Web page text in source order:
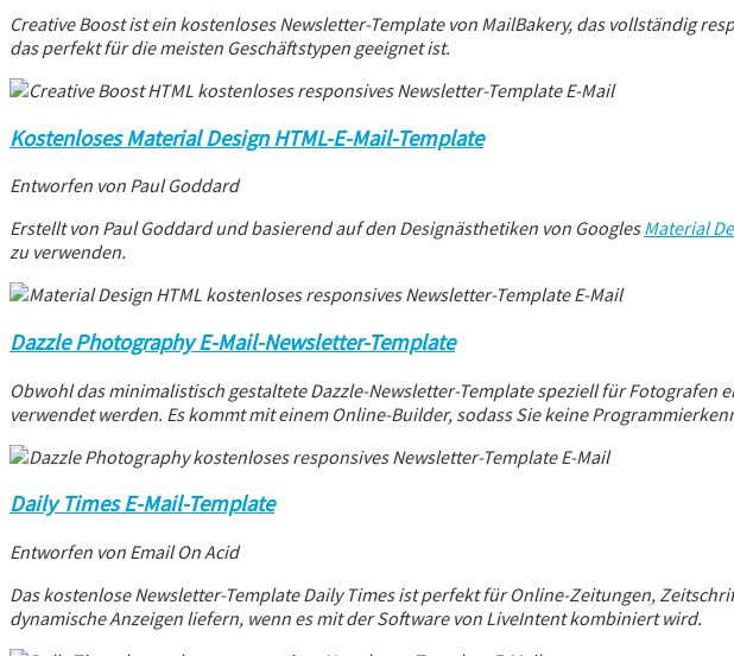
Creative Boost ist ein kostenloses Newsletter-Template von MailBakery, das vollständig
das perfekt für die meisten Geschäftstypen geeignet ist.
Kostenloses Material Design HTML-E-Mail-Template
Entworfen von Paul Goddard
Erstellt von Paul Goddard und basierend auf den Designästhetiken von GooglesMaterial
zu verwenden.
Dazzle Photography E-Mail-Newsletter-Template
Obwohl das minimalistisch gestaltete Dazzle-Newsletter-Template speziell für
verwendet werden. Es kommt mit einem Online-Builder, sodass Sie keine
Daily Times E-Mail-Template
Entworfen von Email On Acid
Das kostenlose Newsletter-Template Daily Times ist perfekt für Online-Zeitungen,
dynamische Anzeigen liefern, wenn es mit der Software von LiveIntent kombiniert wird.